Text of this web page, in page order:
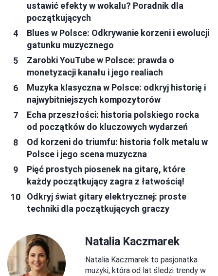
ustawić efekty w wokalu? Poradnik dla
początkujących
Blues w Polsce: Odkrywanie korzeni i ewolucji
gatunku muzycznego
Zarobki YouTube w Polsce: prawda o
monetyzacji kanału i jego realiach
Muzyka klasyczna w Polsce: odkryj historię i
najwybitniejszych kompozytorów
Echa przeszłości: historia polskiego rocka
od początków do kluczowych wydarzeń
Od korzeni do triumfu: historia folk metalu w
Polsce i jego scena muzyczna
Pięć prostych piosenek na gitarę, które
każdy początkujący zagra z łatwością!
Odkryj świat gitary elektrycznej: proste
techniki dla początkujących graczy
Natalia Kaczmarek
Natalia Kaczmarek to pasjonatka
muzyki, która od lat śledzi trendy w